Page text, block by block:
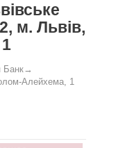
м. Львів,
Банк→
Алейхема, 1